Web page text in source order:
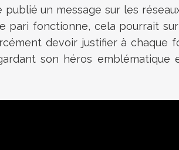
un message sur les
pari fonctionne, cela pourrait
devoir justifier à chaque
son héros